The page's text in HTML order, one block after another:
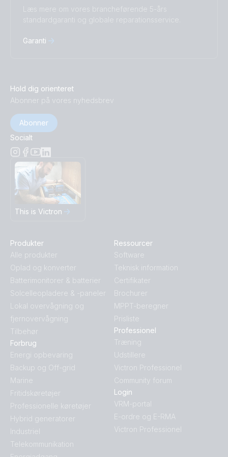
Læs mere om vores brancheførende 5-års
standardgaranti og globale reparationsservice.
Garanti
Hold dig orienteret
Abonner på vores nyhedsbrev
Abonner
Socialt
This is Victron
Produkter
Alle produkter
Oplad og konverter
Batterimonitorer & batterier
Solcelleopladere & -paneler
Lokal overvågning og
fjernovervågning
Tilbehør
Forbrug
Energi opbevaring
Backup og Off-grid
Marine
Fritidskøretøjer
Professionelle køretøjer
Hybrid generatorer
Industriel
Telekommunikation
Ressourcer
Software
Teknisk information
Certifikater
Brochurer
MPPT-beregner
Prisliste
Professionel
Træning
Udstillere
Victron Professionel
Community forum
Login
VRM-portal
E-ordre og E-RMA
Victron Professionel